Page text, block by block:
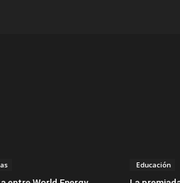
Educación